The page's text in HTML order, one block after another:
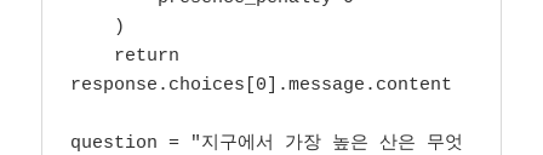
response.choices[0].message.content
question = "지구에서 가장 높은 산은 무엇